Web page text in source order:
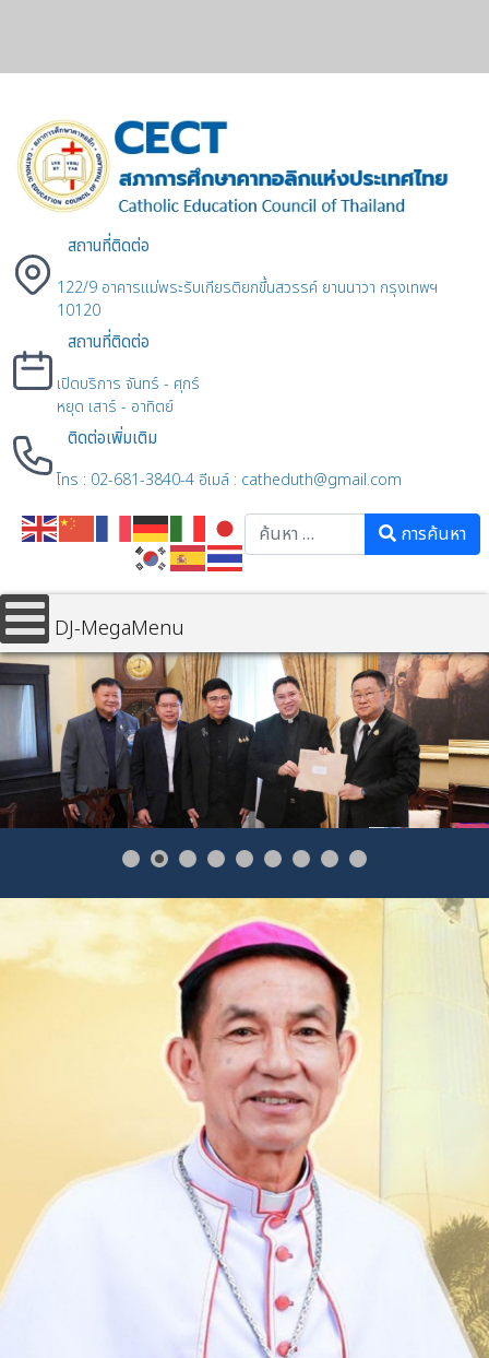
สถานที่ติดต่อ
122/9 อาคารแม่พระรับเกียรติยกขึ้นสวรรค์ ยานนาวา กรุงเทพฯ
10120
สถานที่ติดต่อ
เปิดบริการ จันทร์ - ศุกร์
หยุด เสาร์ - อาทิตย์
ติดต่อเพิ่มเติม
โทร : 02-681-3840-4 อีเมล์ : catheduth@gmail.com
Searchการค้นหา
DJ-MegaMenu
📌 สภาการศึกษาคาทอลิกฯ เข้าพบรัฐมนตรีว่าการกระทรวงศึกษาธิการ
เรียนเชิญปาฐกถาพิเศษในการประชุมสัมมนาประจำปี 2569